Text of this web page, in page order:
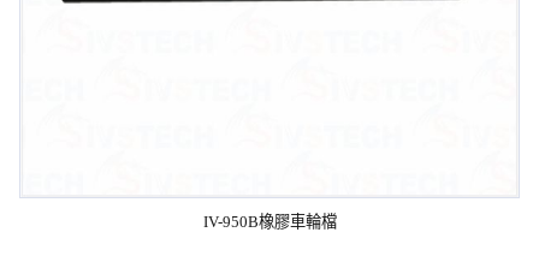
IV-950B橡膠車輪檔